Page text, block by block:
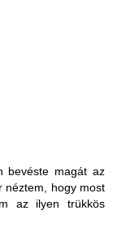
bevéste magát az
néztem, hogy most
az ilyen trükkös